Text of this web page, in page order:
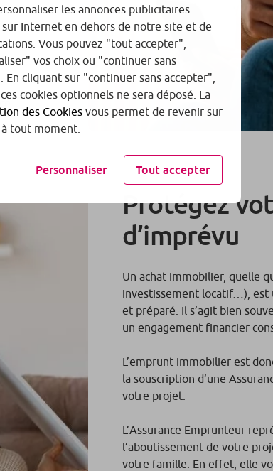
Protégez
d’imprévu
Un achat immobilier, quelle
investissement locatif…), est
et préparé. Il s’agit bien
un engagement financier
L’emprunt immobilier est
la souscription d’une
votre projet.
L’Assurance Emprunteur
l’aboutissement de votre
votre famille. En effet, elle
les annonces publicitaires
Internet en dehors de notre site et de
Vous pouvez "tout accepter",
vos choix ou "continuer sans
En cliquant sur "continuer sans accepter",
cookies optionnels ne sera déposé. La
des Cookies vous permet de revenir sur
tout moment.
Personnaliser Tout accepter